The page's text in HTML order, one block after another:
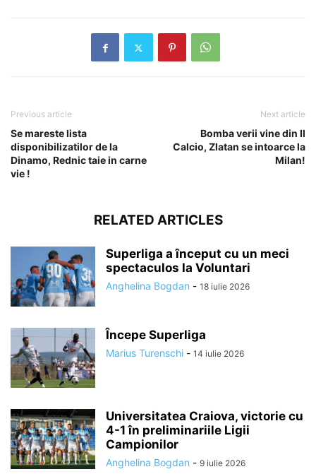
Previous article
Se mareste lista
disponibilizatilor de la
Dinamo, Rednic taie in carne
vie !
Next article
Bomba verii vine din Il
Calcio, Zlatan se intoarce la
Milan!
RELATED ARTICLES
Superliga a început cu un meci
spectaculos la Voluntari
Anghelina Bogdan - 18 iulie 2026
Începe Superliga
Marius Turenschi - 14 iulie 2026
Universitatea Craiova, victorie cu
4-1 în preliminariile Ligii
Campionilor
Anghelina Bogdan - 9 iulie 2026